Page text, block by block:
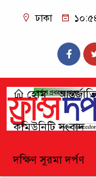
ঢাকা
হোম
কমিউনিটি সংবাদ
দক্ষিণ সুরমা দর্পণ